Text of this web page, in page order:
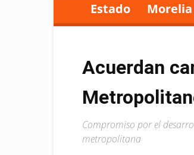
Estado Morelia
Acuerdan
Compromiso por el
metropolitana